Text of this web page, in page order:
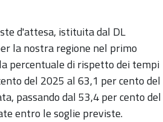
d'attesa, istituita dal DL
la nostra regione nel primo
percentuale di rispetto dei tempi
del 2025 al 63,1 per cento del
passando dal 53,4 per cento del
entro le soglie previste.